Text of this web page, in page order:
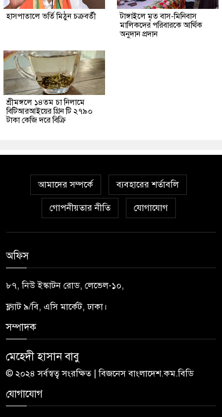
হাসপাতালে ভর্তি মিঠুন চক্রবর্তী
টাঙ্গাইলে মৃত বাস-মিনিবাস
মালিকদের পরিবারকে আর্থিক
অনুদান প্রদান
শ্রীমঙ্গলে ১৪তম চা নিলামে
বিটিআরআইয়ের গ্রিন টি ২৭৯০
টাকা কেজি দরে বিক্রি
আমাদের সম্পর্কে ব্যবহারের শর্তাবলি
গোপনীয়তার নীতি যোগাযোগ
অফিস
৮৭, নিউ ইস্কাটন রোড, লেভেল-১০,
ফ্ল্যাট ৯/বি, এসি মার্কেট, ঢাকা।
সম্পাদক
মেহেদী হাসান বাবু
© ২০২৪ সর্বস্বত্ব সংরক্ষিত | বিজনেস বাংলাদেশ.কম.বিডি
যোগাযোগ